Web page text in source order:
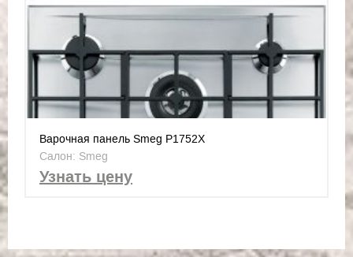
Варочная панель Smeg P1752X
Салон: Smeg
Узнать цену